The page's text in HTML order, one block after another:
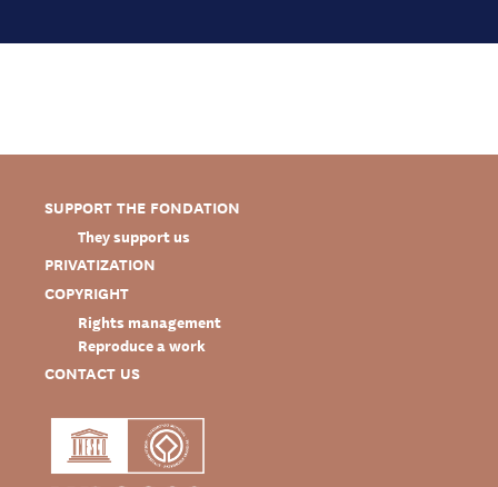
SUPPORT THE FONDATION
They support us
PRIVATIZATION
COPYRIGHT
Rights management
Reproduce a work
CONTACT US